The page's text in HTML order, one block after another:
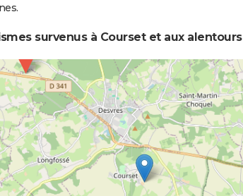
survenus à Courset et aux alentours